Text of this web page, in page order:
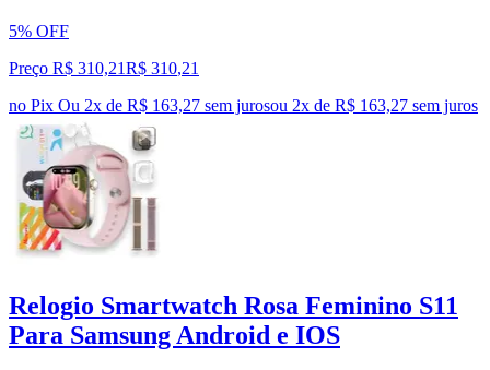
5% OFF
Preço R$ 310,21R$ 310,21
no Pix Ou 2x de R$ 163,27 sem jurosou 2x de R$ 163,27 sem juros
Relogio Smartwatch Rosa Feminino S11
Para Samsung Android e IOS